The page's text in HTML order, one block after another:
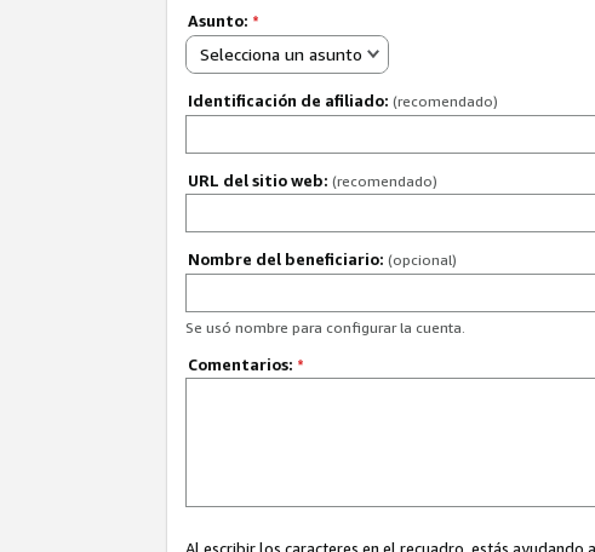
Asunto: *
Selecciona un asunto
Identificación de afiliado: (recomendado)
URL del sitio web: (recomendado)
Nombre del beneficiario: (opcional)
Se usó nombre para configurar la cuenta.
Comentarios: *